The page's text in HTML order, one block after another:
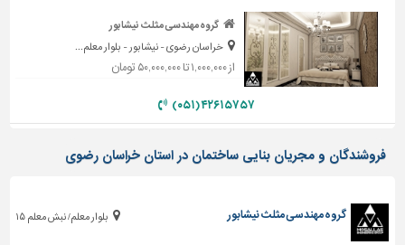
و
سنگ
سرویس
و
ماشین
برقی،روشنایی،ایمنی
گروه مهندسی مثلث نیشابور
خراسان رضوی - نیشابور - بلوار معلم...
از ۱,۰۰۰,۰۰۰ تا ۵۰,۰۰۰,۰۰۰ تومان
۴۲۶۱۵۷۵۷ (۰۵۱)
فروشندگان و مجریان بنایی ساختمان در استان خراسان رضوی
بلوار معلم/ نبش معلم ۱۵ گروه مهندسی مثلث نیشابور